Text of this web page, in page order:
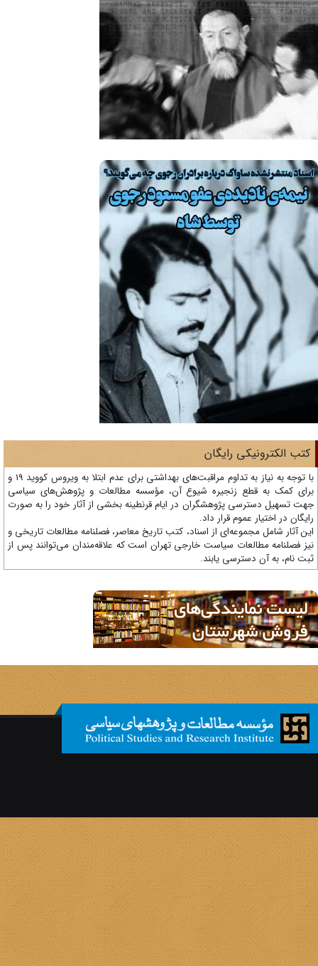
الکترونیکی رایگان
با توجه به نیاز به تداوم مراقبت‌های بهداشتی برای عدم ابتلا به ویروس کووید 19 و
کمک به قطع زنجیره شیوع آن، مؤسسه مطالعات و پژوهش‌های سیاسی
تسهیل دسترسی پژوهشگران در ایام قرنطینه بخشی از آثار خود را به صورت
در اختیار عموم قرار داد.
آثار شامل مجموعه‌ای از اسناد، کتب تاریخ معاصر، فصلنامه‌ مطالعات تاریخی و
فصلنامه مطالعات سیاست خارجی تهران است که علاقه‌مندان می‌توانند پس از
نام، به آن دسترسی یابند.